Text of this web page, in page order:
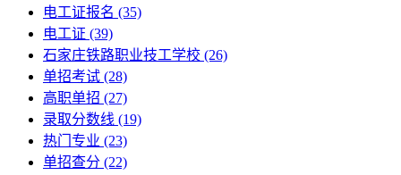
电工证报名 (35)
电工证 (39)
石家庄铁路职业技工学校 (26)
单招考试 (28)
高职单招 (27)
录取分数线 (19)
热门专业 (23)
单招查分 (22)